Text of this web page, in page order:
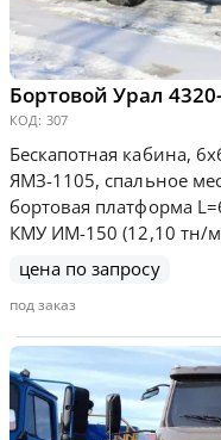
Бортовой Урал
КОД: 307
Бескапотная кабина,
ЯМЗ-1105, спальное
бортовая платформа
КМУ ИМ-150 (12,10 тн/
цена по запросу
под заказ